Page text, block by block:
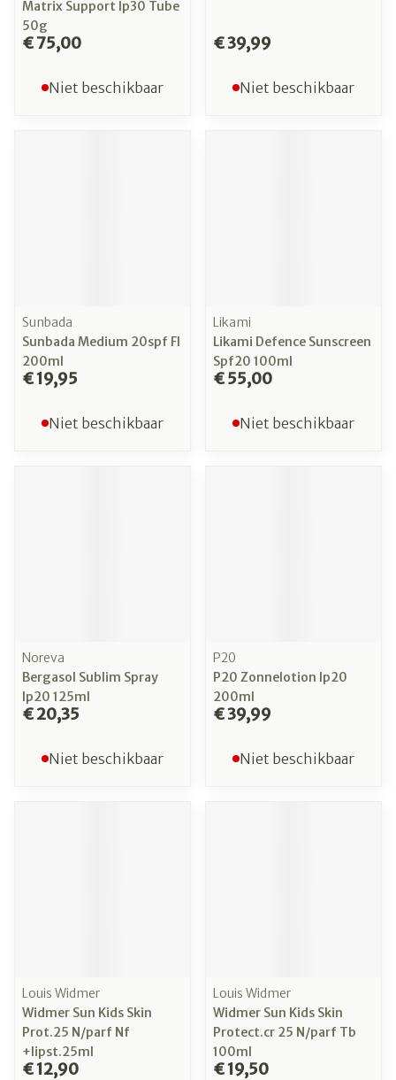
Matrix Support Ip30 Tube
50g
€ 75,00
Niet beschikbaar
€ 39,99
Niet beschikbaar
Sunbada
Sunbada Medium 20spf Fl
200ml
€ 19,95
Niet beschikbaar
Likami
Likami Defence Sunscreen
Spf20 100ml
€ 55,00
Niet beschikbaar
Noreva
Bergasol Sublim Spray
Ip20 125ml
€ 20,35
Niet beschikbaar
P20
P20 Zonnelotion Ip20
200ml
€ 39,99
Niet beschikbaar
Louis Widmer
Widmer Sun Kids Skin
Prot.25 N/parf Nf
+lipst.25ml
€ 12,90
Louis Widmer
Widmer Sun Kids Skin
Protect.cr 25 N/parf Tb
100ml
€ 19,50